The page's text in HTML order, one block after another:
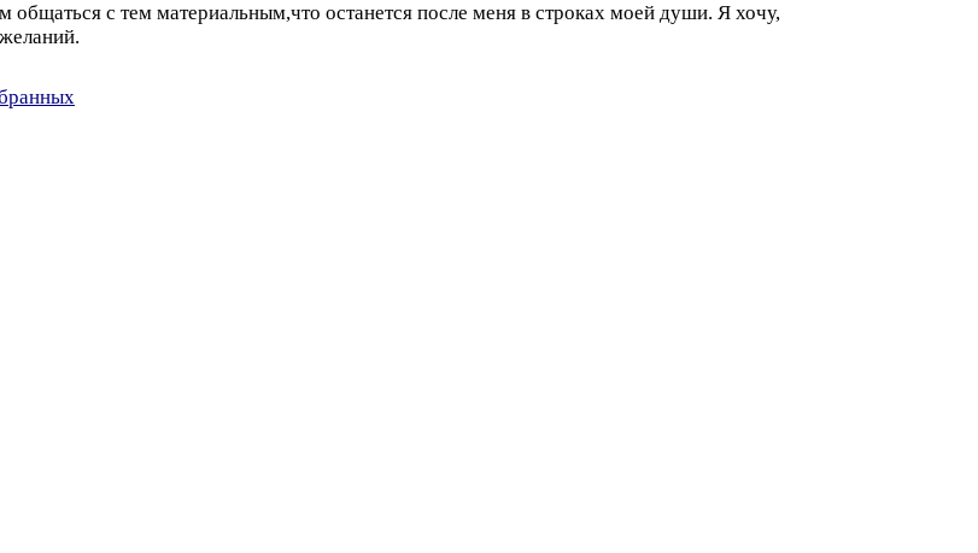
с тем материальным,что останется после меня в строках моей души. Я хочу,